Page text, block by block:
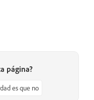
página?
es que no